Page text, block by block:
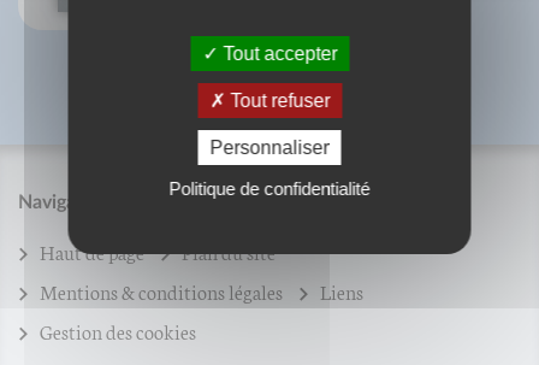
Navigation
Haut de page
Plan du site
Mentions & conditions légales
Liens
Gestion des cookies
Tout accepter
Tout refuser
Personnaliser
Politique de confidentialité